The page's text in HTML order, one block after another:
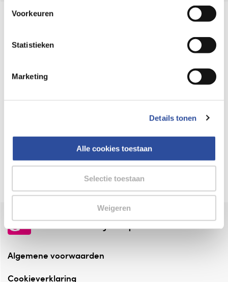
gegevensverwerking staat in de
Privacyverklaring
Voorkeuren
Statistieken
Marketing
Details tonen
Alle cookies toestaan
Selectie toestaan
Weigeren
Online aanbieder medicijnen
webshop mag verkopen.
⁠Verantwoorde zorg, ⁠ook online.
Altijd onze folder bij de hand
Check onze folders ⁠bij AlleFolders.
de vriendelijke specialist
Algemene voorwaarden
Cookieverklaring